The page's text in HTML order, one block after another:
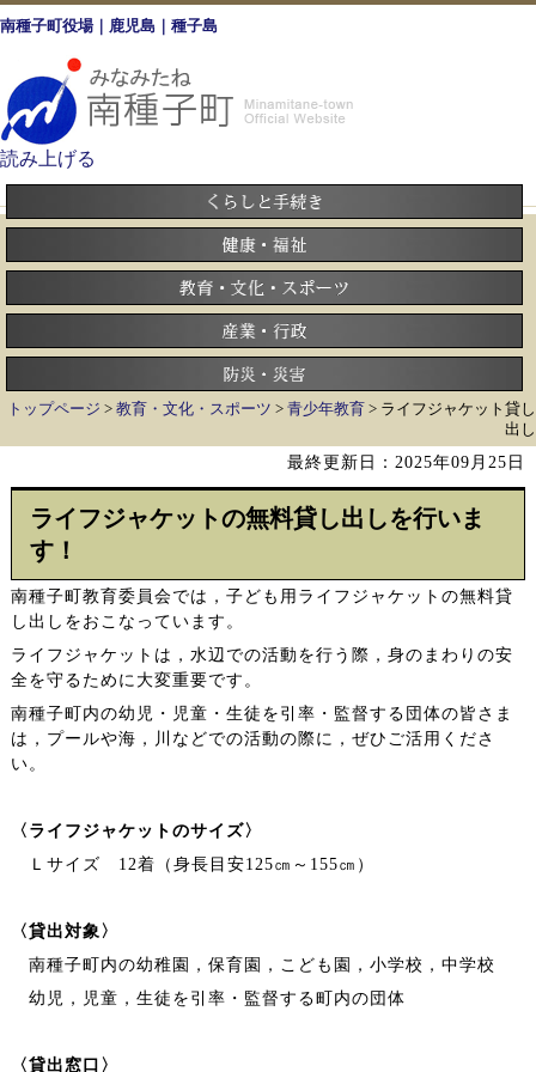
南種子町役場｜鹿児島｜種子島
読み上げる
トップページ > 教育・文化・スポーツ > 青少年教育 > ライフジャケット貸し
出し
最終更新日：2025年09月25日
ライフジャケットの無料貸し出しを行いま
す！
南種子町教育委員会では，子ども用ライフジャケットの無料貸
し出しをおこなっています。
ライフジャケットは，水辺での活動を行う際，身のまわりの安
全を守るために大変重要です。
南種子町内の幼児・児童・生徒を引率・監督する団体の皆さま
は，プールや海，川などでの活動の際に，ぜひご活用くださ
い。
〈ライフジャケットのサイズ〉
Ｌサイズ 12着（身長目安125㎝～155㎝）
〈貸出対象〉
南種子町内の幼稚園，保育園，こども園，小学校，中学校
幼児，児童，生徒を引率・監督する町内の団体
〈貸出窓口〉